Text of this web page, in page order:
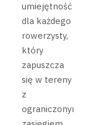
umiejętność
dla każdego
rowerzysty,
który
zapuszcza
się w tereny
z
ograniczonym